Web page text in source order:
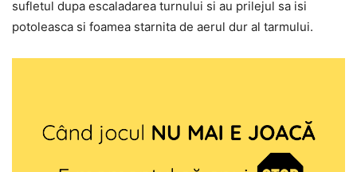
sufletul dupa escaladarea turnului si au prilejul sa isi
potoleasca si foamea starnita de aerul dur al tarmului.